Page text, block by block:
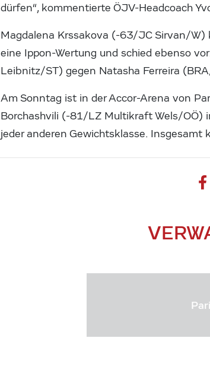
dürfen“, kommentierte ÖJV-Headcoach
Magdalena Krssakova (-63/JC Sirvan/W)
eine Ippon-Wertung und schied ebenso
Leibnitz/ST) gegen Natasha Ferreira
Am Sonntag ist in der Accor-Arena von
Borchashvili (-81/LZ Multikraft Wels/OÖ)
jeder anderen Gewichtsklasse.